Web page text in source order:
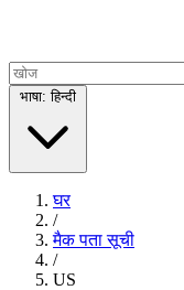
भाषा: हिन्दी
घर
/
मैक पता सूची
/
US